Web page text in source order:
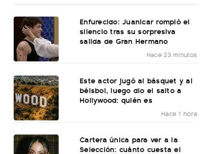
Enfurecido: Juanicar rompió el
silencio tras su sorpresiva
salida de Gran Hermano
Hace 23 minutos
Este actor jugó al básquet y al
béisbol, luego dio el salto a
Hollywood: quién es
Hace 1 hora
Cartera única para ver a la
Selección: cuánto cuesta el